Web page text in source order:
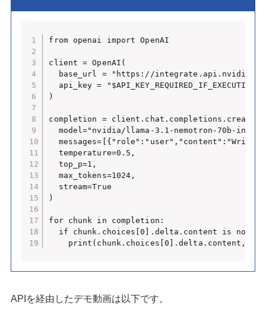
from openai import OpenAI
client = OpenAI(
base_url = "https://
api_key =
)
completion = client.chat.completions.create(
model="nvidia/llama-3.1-nemotron-70b-
messages=[{"role":"user","content":"Write
  temperature=0.5,
  top_p=1,
  max_tokens=1024,
  stream=True
)
for chunk in completion:
if chunk.choices[0].delta.content is not
print(chunk.choices[0].delta.content,
APIを経由したデモ動画は以下です。